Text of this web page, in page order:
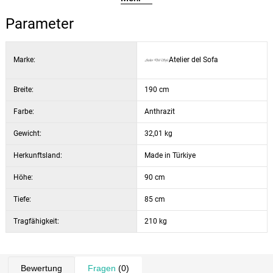
Höhe: 90 cm
Tiefe: 85 cm
Parameter
Marke: Atelier del Sofa
Breite: 190 cm
Farbe: Anthrazit
Gewicht: 32,01 kg
Herkunftsland: Made in Türkiye
Höhe: 90 cm
Tiefe: 85 cm
Tragfähigkeit: 210 kg
Bewertung Fragen (0)